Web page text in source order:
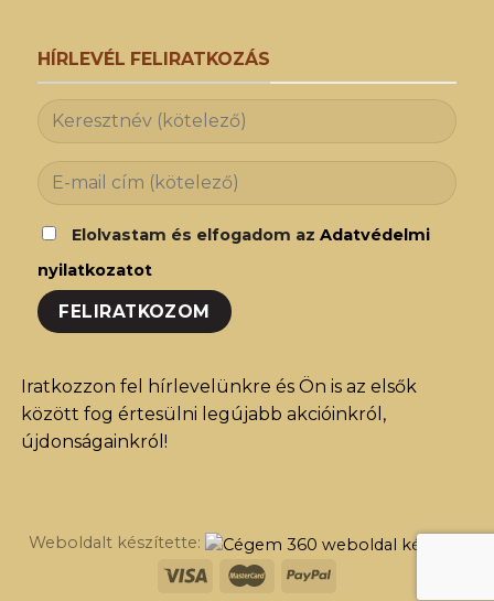
HÍRLEVÉL FELIRATKOZÁS
Elolvastam és elfogadom az Adatvédelmi
nyilatkozatot
Iratkozzon fel hírlevelünkre és Ön is az elsők
között fog értesülni legújabb akcióinkról,
újdonságainkról!
Weboldalt készítette: